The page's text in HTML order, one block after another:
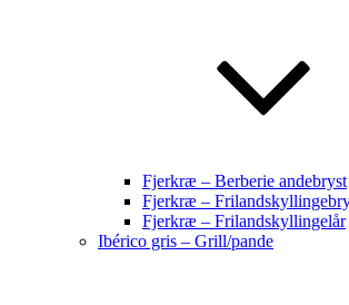
Fjerkræ – Berberie andebryst
Fjerkræ –
Fjerkræ – Frilandskyllingelår
Ibérico gris – Grill/pande